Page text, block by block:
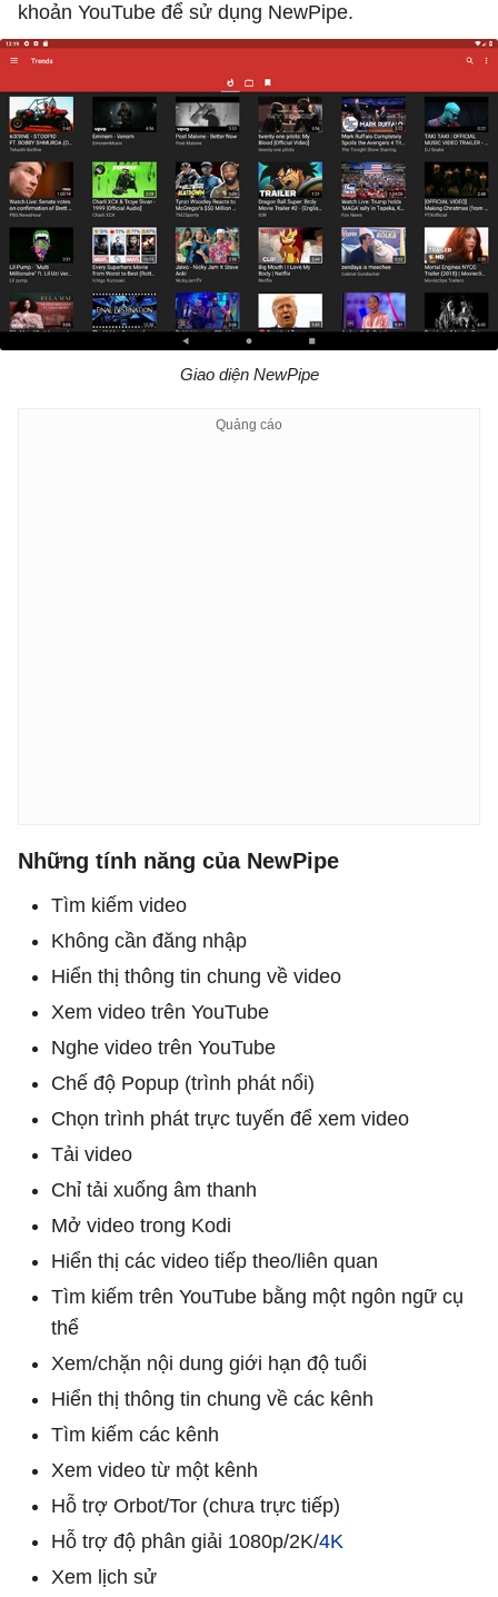
khoản YouTube để sử dụng NewPipe.
Giao diện NewPipe
Những tính năng của NewPipe
Tìm kiếm video
Không cần đăng nhập
Hiển thị thông tin chung về video
Xem video trên YouTube
Nghe video trên YouTube
Chế độ Popup (trình phát nổi)
Chọn trình phát trực tuyến để xem video
Tải video
Chỉ tải xuống âm thanh
Mở video trong Kodi
Hiển thị các video tiếp theo/liên quan
Tìm kiếm trên YouTube bằng một ngôn ngữ cụ
thể
Xem/chặn nội dung giới hạn độ tuổi
Hiển thị thông tin chung về các kênh
Tìm kiếm các kênh
Xem video từ một kênh
Hỗ trợ Orbot/Tor (chưa trực tiếp)
Hỗ trợ độ phân giải 1080p/2K/4K
Xem lịch sử